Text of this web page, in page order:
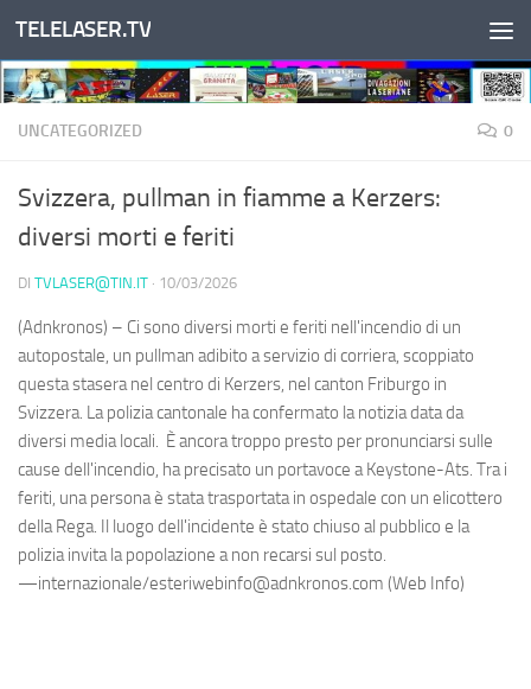
Salta al contenuto
TELELASER.TV
UNCATEGORIZED 0
Svizzera, pullman in fiamme a Kerzers:
diversi morti e feriti
DI TVLASER@TIN.IT · 10/03/2026
(Adnkronos) – Ci sono diversi morti e feriti nell'incendio di un
autopostale, un pullman adibito a servizio di corriera, scoppiato
questa stasera nel centro di Kerzers, nel canton Friburgo in
Svizzera. La polizia cantonale ha confermato la notizia data da
diversi media locali. È ancora troppo presto per pronunciarsi sulle
cause dell'incendio, ha precisato un portavoce a Keystone-Ats. Tra i
feriti, una persona è stata trasportata in ospedale con un elicottero
della Rega. Il luogo dell'incidente è stato chiuso al pubblico e la
polizia invita la popolazione a non recarsi sul posto.
—internazionale/esteriwebinfo@adnkronos.com (Web Info)